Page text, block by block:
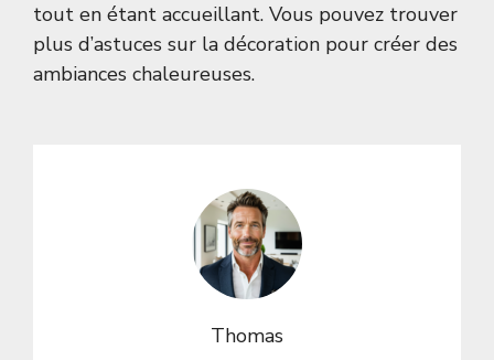
tout en étant accueillant. Vous pouvez trouver
plus d’astuces sur la décoration pour créer des
ambiances chaleureuses.
Thomas